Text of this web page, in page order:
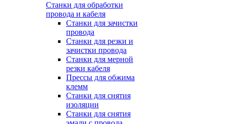
Станки для обработки
провода и кабеля
Станки для зачистки
провода
Станки для резки и
зачистки провода
Станки для мерной
резки кабеля
Прессы для обжима
клемм
Станки для снятия
изоляции
Станки для снятия